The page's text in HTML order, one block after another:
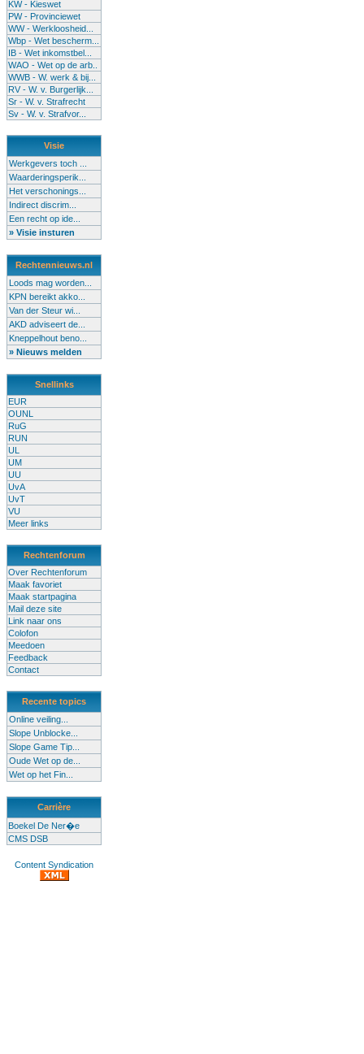
KW - Kieswet
PW - Provinciewet
WW - Werkloosheid...
Wbp - Wet bescherm...
IB - Wet inkomstbel...
WAO - Wet op de arb..
WWB - W. werk & bij...
RV - W. v. Burgerlijk...
Sr - W. v. Strafrecht
Sv - W. v. Strafvor...
Visie
Werkgevers toch ...
Waarderingsperik...
Het verschonings...
Indirect discrim...
Een recht op ide...
» Visie insturen
Rechtennieuws.nl
Loods mag worden...
KPN bereikt akko...
Van der Steur wi...
AKD adviseert de...
Kneppelhout beno...
» Nieuws melden
Snellinks
EUR
OUNL
RuG
RUN
UL
UM
UU
UvA
UvT
VU
Meer links
Rechtenforum
Over Rechtenforum
Maak favoriet
Maak startpagina
Mail deze site
Link naar ons
Colofon
Meedoen
Feedback
Contact
Recente topics
Online veiling...
Slope Unblocke...
Slope Game Tip...
Oude Wet op de...
Wet op het Fin...
Carrière
Boekel De Ner�e
CMS DSB
Content Syndication